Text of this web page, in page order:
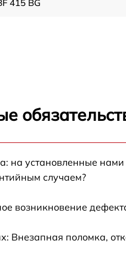
415 BG
Leran CBF 415 BG
морозильного отделения
на установленные
случаем?
возникновение
Внезапная поломка,